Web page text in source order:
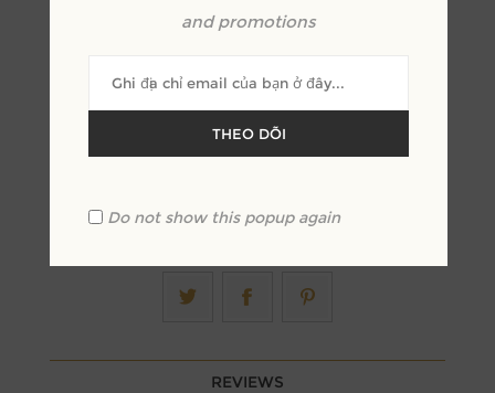
REVIEWS
and promotions
THEO DÕI
Do not show this popup again